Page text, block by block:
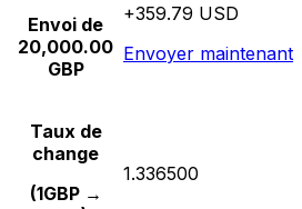
Envoi de
20,000.00
GBP
+359.79 USD
Envoyer maintenant
Taux de
change
(1GBP →
1.336500